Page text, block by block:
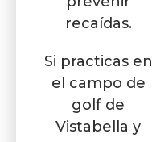
recaídas.
Si practicas en
el campo de
golf de
Vistabella y